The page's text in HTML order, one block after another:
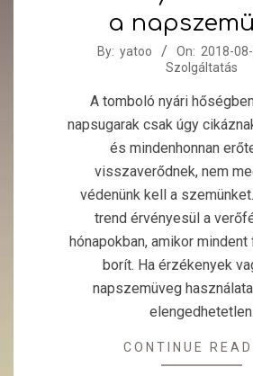
a
2018-By: yatoo On: 2018-08-
Szolgáltatás
A tomboló nyári
napsugarak csak úgy
és mindenhonnan
visszaverődnek, nem
védenünk kell a
trend érvényesül a
hónapokban, amikor
borít. Ha érzékenyek
napszemüveg
elengedhetetlen.
CONTINUE